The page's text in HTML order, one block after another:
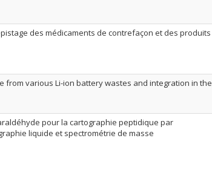
des médicaments de contrefaçon et des produits
from various Li-ion battery wastes and integration in the
pour la cartographie peptidique par
liquide et spectrométrie de masse